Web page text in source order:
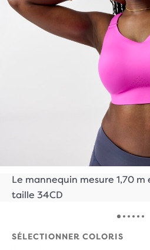
Le mannequin mesure 1,70
taille 34CD
SÉLECTIONNER COLORIS